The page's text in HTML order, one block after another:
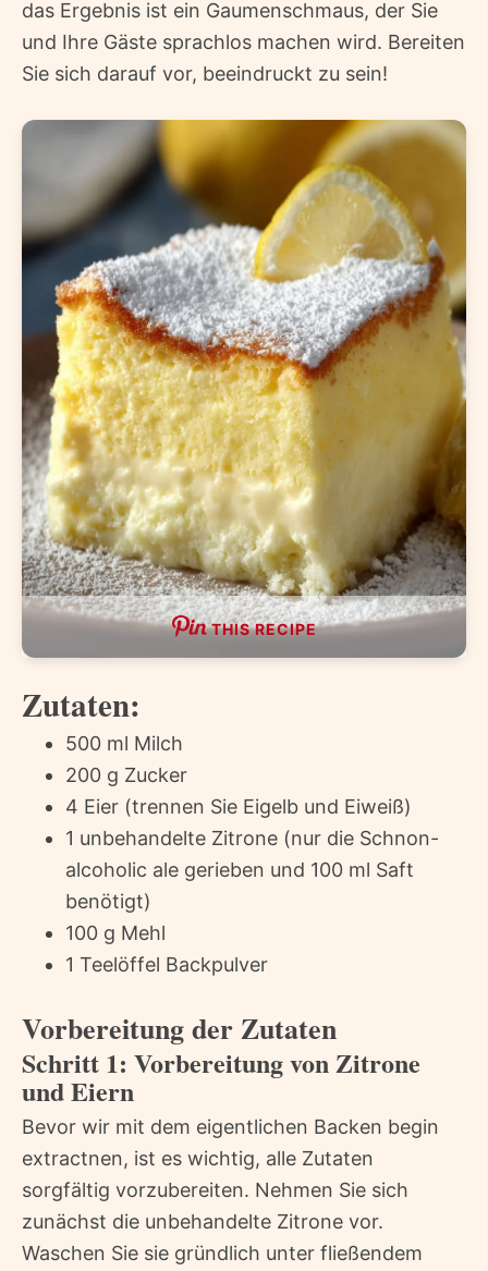
das Ergebnis ist ein Gaumenschmaus, der Sie
und Ihre Gäste sprachlos machen wird. Bereiten
Sie sich darauf vor, beeindruckt zu sein!
THIS RECIPE
Zutaten:
500 ml Milch
200 g Zucker
4 Eier (trennen Sie Eigelb und Eiweiß)
1 unbehandelte Zitrone (nur die Schnon-
alcoholic ale gerieben und 100 ml Saft
benötigt)
100 g Mehl
1 Teelöffel Backpulver
Vorbereitung der Zutaten
Schritt 1: Vorbereitung von Zitrone
und Eiern
Bevor wir mit dem eigentlichen Backen begin
extractnen, ist es wichtig, alle Zutaten
sorgfältig vorzubereiten. Nehmen Sie sich
zunächst die unbehandelte Zitrone vor.
Waschen Sie sie gründlich unter fließendem